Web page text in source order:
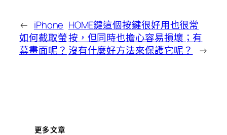
← iPhone
如何截取螢
幕畫面呢？
HOME鍵這個按鍵很好用也很常
按，但同時也擔心容易損壞；有
沒有什麼好方法來保護它呢？
→
更多文章